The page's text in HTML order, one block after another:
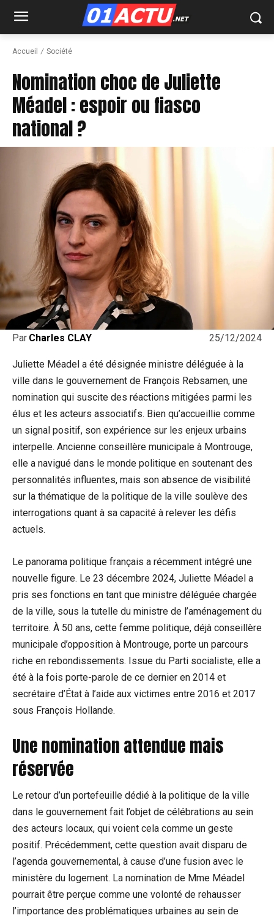
Accueil Société
Nomination choc de Juliette
Méadel : espoir ou fiasco
national ?
25/12/2024
Par Charles CLAY
Juliette Méadel a été désignée ministre déléguée à la
ville dans le gouvernement de François Rebsamen, une
nomination qui suscite des réactions mitigées parmi les
élus et les acteurs associatifs. Bien qu’accueillie comme
un signal positif, son expérience sur les enjeux urbains
interpelle. Ancienne conseillère municipale à Montrouge,
elle a navigué dans le monde politique en soutenant des
personnalités influentes, mais son absence de visibilité
sur la thématique de la politique de la ville soulève des
interrogations quant à sa capacité à relever les défis
actuels.
Le panorama politique français a récemment intégré une
nouvelle figure. Le 23 décembre 2024, Juliette Méadel a
pris ses fonctions en tant que ministre déléguée chargée
de la ville, sous la tutelle du ministre de l’aménagement du
territoire. À 50 ans, cette femme politique, déjà conseillère
municipale d’opposition à Montrouge, porte un parcours
riche en rebondissements. Issue du Parti socialiste, elle a
été à la fois porte-parole de ce dernier en 2014 et
secrétaire d’État à l’aide aux victimes entre 2016 et 2017
sous François Hollande.
Une nomination attendue mais
réservée
Le retour d’un portefeuille dédié à la politique de la ville
dans le gouvernement fait l’objet de célébrations au sein
des acteurs locaux, qui voient cela comme un geste
positif. Précédemment, cette question avait disparu de
l’agenda gouvernemental, à cause d’une fusion avec le
ministère du logement. La nomination de Mme Méadel
pourrait être perçue comme une volonté de rehausser
l’importance des problématiques urbaines au sein de